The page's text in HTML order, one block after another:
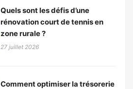
Quels sont les défis d’une
rénovation court de tennis en
zone rurale ?
27 juillet 2026
Comment optimiser la trésorerie